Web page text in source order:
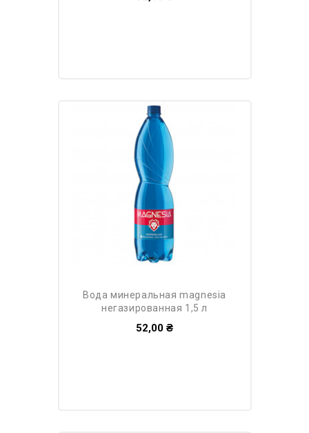
вода минеральная magnesia
негазированная 1,5 л
52,00 ₴